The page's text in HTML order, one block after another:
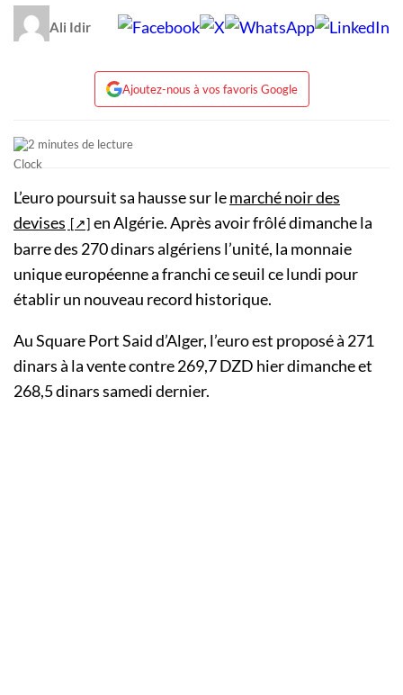
Ali Idir
Ajoutez-nous à vos favoris Google
2 minutes de lecture
L’euro poursuit sa hausse sur lemarché noir des
devises
en Algérie. Après avoir frôlé dimanche la
barre des 270 dinars algériens l’unité, la monnaie
unique européenne a franchi ce seuil ce lundi pour
établir un nouveau record historique.
Au Square Port Said d’Alger, l’euro est proposé à 271
dinars à la vente contre 269,7 DZD hier dimanche et
268,5 dinars samedi dernier.